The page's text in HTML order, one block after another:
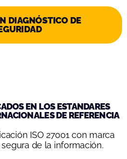
DIAGNÓSTICO DE
EN LOS ESTANDARES
DE REFERENCIA